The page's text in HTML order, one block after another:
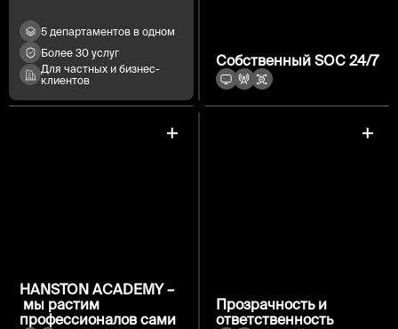
5 департаментов в одном
Более 30 услуг
Для частных и бизнес-
клиентов
Собственный SOC 24/7
HANSTON ACADEMY –
мы растим
профессионалов сами
Прозрачность и
ответственность